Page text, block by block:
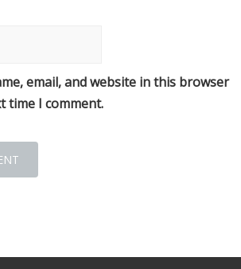
email, and website in this browser
time I comment.